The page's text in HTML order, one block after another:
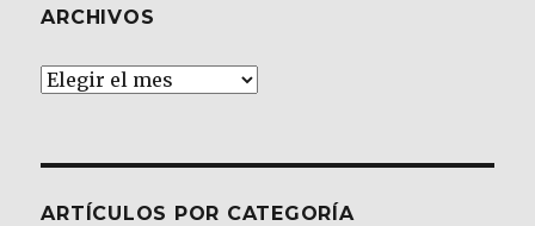
ARCHIVOS
Archivos
ARTÍCULOS POR CATEGORÍA